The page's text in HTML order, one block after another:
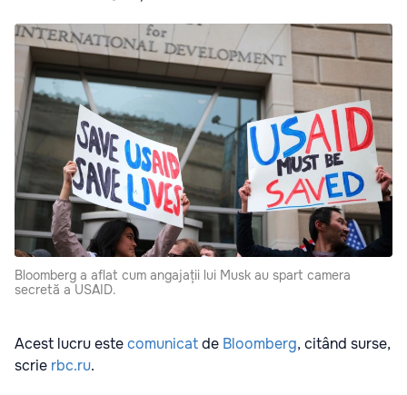
Bloomberg a aflat cum angajații lui Musk au spart camera
secretă a USAID.
Acest lucru estecomunicatde Bloomberg, citând surse,
scrie rbc.ru.